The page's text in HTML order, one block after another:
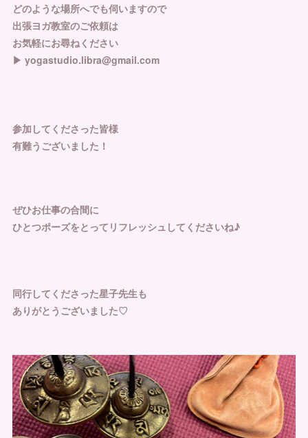
どのような場所へでも伺いますので
出張ヨガ教室のご依頼は
お気軽にお尋ねください
▶︎ yogastudio.libra@gmail.com
参加してくださった皆様
有難うございました！
ぜひお仕事の合間に
ひとつポーズをとってリフレッシュしてくださいね♪
同行してくださった星子先生も
ありがとうございました♡